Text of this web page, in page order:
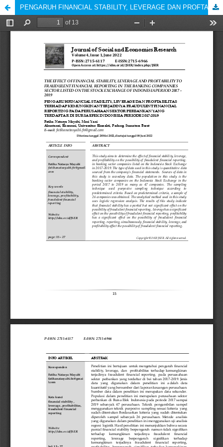
PENGARUH FINANCIAL STABILITY, LEVERAGE DAN PROFTABILITAS TERHADAP KEMUNGKINAN TERJADINYA FRAUDULENT FINANCIAL REPORTING PADA PERUSAHAAN SEKTOR PERBANKAN YANG TERDAFTAR DI BURSA EFEK INDONESIA PERIODE 2017-2019